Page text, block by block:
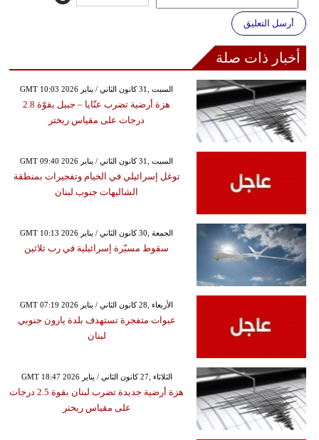
أرسل التعليق
أخبار ذات صلة
GMT 10:03 2026 السبت ,31 كانون الثاني / يناير
هزة أرضية تضرب عنّايا – جبيل بقوّة 2.8
درجات على مقياس ريختر
GMT 09:40 2026 السبت ,31 كانون الثاني / يناير
توغل إسرائيلي في الخيام وتفجيرات بمنطقة
الشاليهات جنوب لبنان
GMT 10:13 2026 الجمعة ,30 كانون الثاني / يناير
سقوط مسيّرة إسرائيلية في رب ثلاثين
GMT 07:19 2026 الأربعاء ,28 كانون الثاني / يناير
عبوات متفجرة تستهدف بلدة يارون جنوبي
لبنان
GMT 18:47 2026 الثلاثاء ,27 كانون الثاني / يناير
هزة أرضية جديدة تضرب لبنان بقوة 2.5 درجات
على مقياس ريختر